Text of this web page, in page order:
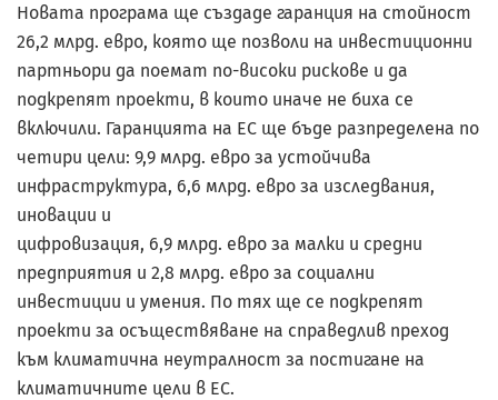
Новата програма ще създаде гаранция на стойност
26,2 млрд. евро, която ще позволи на инвестиционни
партньори да поемат по-високи рискове и да
подкрепят проекти, в които иначе не биха се
включили. Гаранцията на ЕС ще бъде разпределена по
четири цели: 9,9 млрд. евро за устойчива
инфраструктура, 6,6 млрд. евро за изследвания,
иновации и
цифровизация, 6,9 млрд. евро за малки и средни
предприятия и 2,8 млрд. евро за социални
инвестиции и умения. По тях ще се подкрепят
проекти за осъществяване на справедлив преход
към климатична неутралност за постигане на
климатичните цели в ЕС.